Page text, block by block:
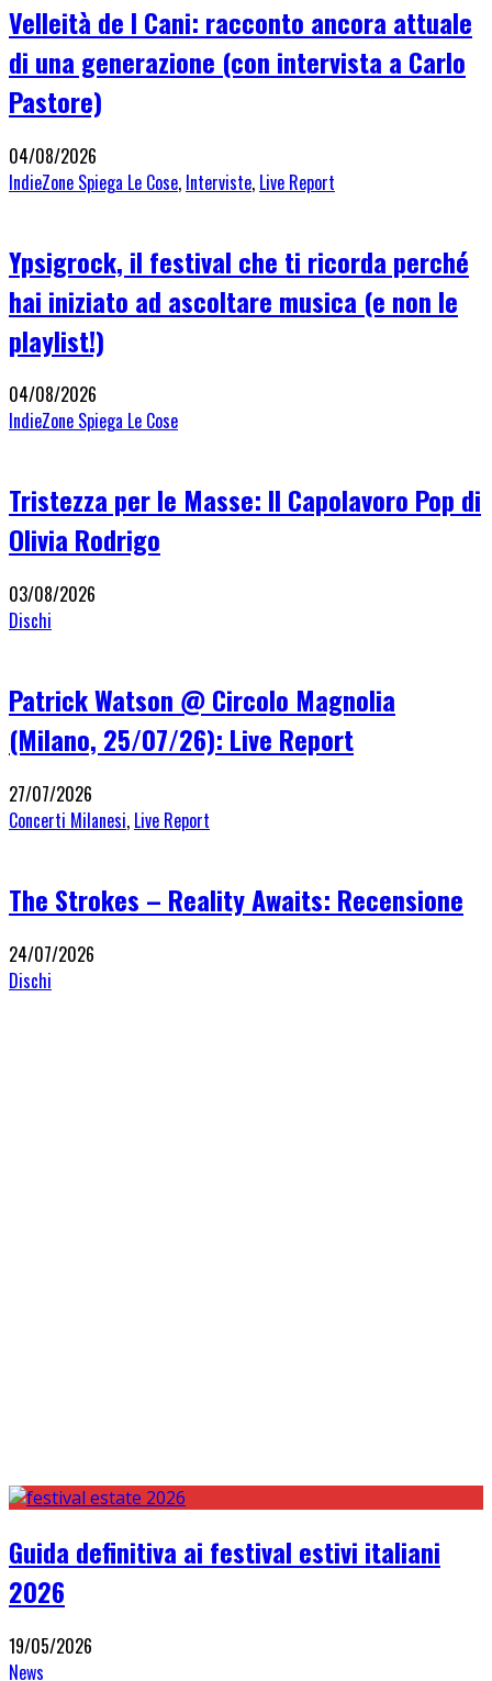
Velleità de I Cani: racconto ancora attuale
di una generazione (con intervista a Carlo
Pastore)
04/08/2026
IndieZone Spiega Le Cose, Interviste, Live Report
Ypsigrock, il festival che ti ricorda perché
hai iniziato ad ascoltare musica (e non le
playlist!)
04/08/2026
IndieZone Spiega Le Cose
Tristezza per le Masse: Il Capolavoro Pop di
Olivia Rodrigo
03/08/2026
Dischi
Patrick Watson @ Circolo Magnolia
(Milano, 25/07/26): Live Report
27/07/2026
Concerti Milanesi, Live Report
The Strokes – Reality Awaits: Recensione
24/07/2026
Dischi
Guida definitiva ai festival estivi italiani
2026
19/05/2026
News